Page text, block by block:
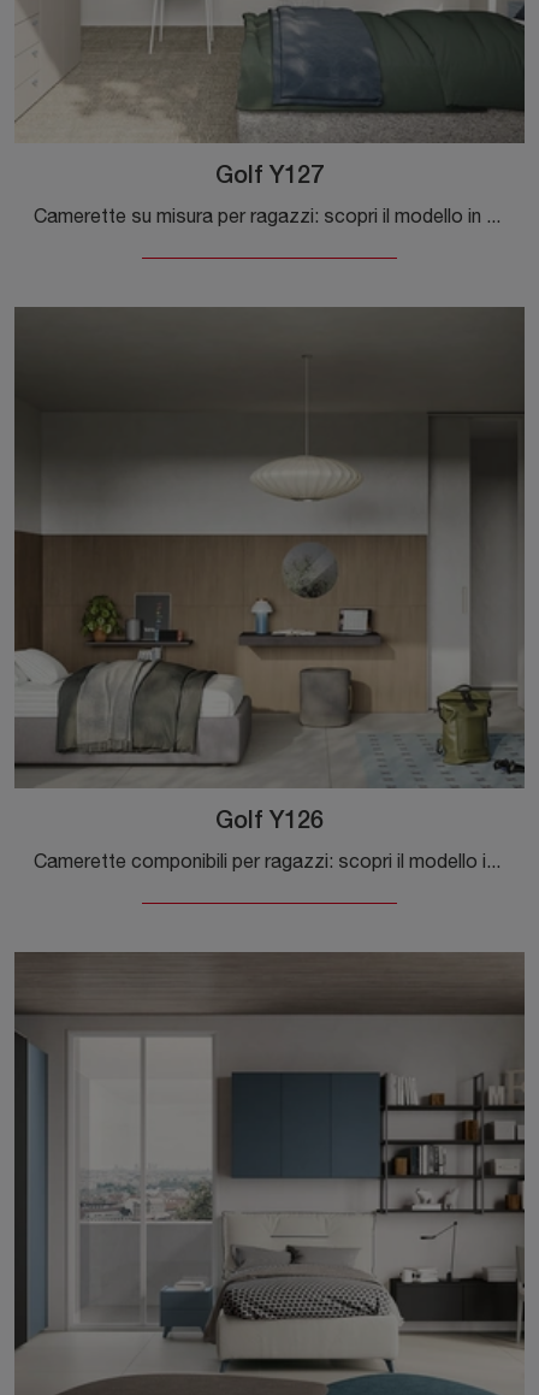
Golf Y127
Camerette su misura per ragazzi: scopri il modello in melaminico Golf Y127 di Colombini Casa per stanzette moderne.
Golf Y126
Camerette componibili per ragazzi: scopri il modello in melaminico Golf Y126 di Colombini Casa per stanzette moderne.